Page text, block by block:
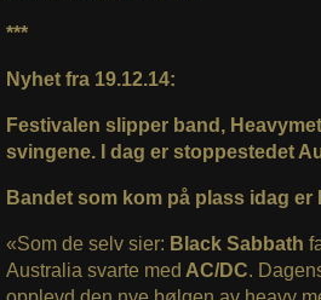
***
Nyhet fra 19.12.14:
Festivalen slipper band,
svingene. I dag er stoppestedet
Bandet som kom på plass idag er
«Som de selv sier: Black Sabbath
Australia svarte med AC/DC.